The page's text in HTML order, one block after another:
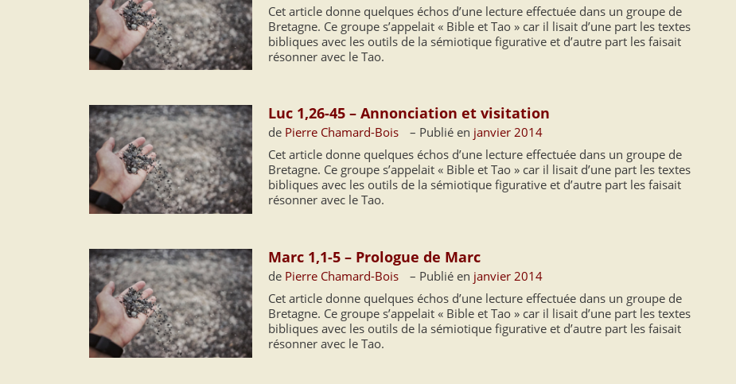
Cet article donne quelques échos d’une lecture effectuée dans un groupe de
Bretagne. Ce groupe s’appelait « Bible et Tao » car il lisait d’une part les textes
bibliques avec les outils de la sémiotique figurative et d’autre part les faisait
résonner avec le Tao.
Luc 1,26-45 – Annonciation et visitation
de Pierre Chamard-Bois – Publié en janvier 2014
Cet article donne quelques échos d’une lecture effectuée dans un groupe de
Bretagne. Ce groupe s’appelait « Bible et Tao » car il lisait d’une part les textes
bibliques avec les outils de la sémiotique figurative et d’autre part les faisait
résonner avec le Tao.
Marc 1,1-5 – Prologue de Marc
de Pierre Chamard-Bois – Publié en janvier 2014
Cet article donne quelques échos d’une lecture effectuée dans un groupe de
Bretagne. Ce groupe s’appelait « Bible et Tao » car il lisait d’une part les textes
bibliques avec les outils de la sémiotique figurative et d’autre part les faisait
résonner avec le Tao.